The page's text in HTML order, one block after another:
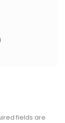
fields are